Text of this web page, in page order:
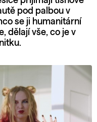
pod palbou v
se ji humanitární
dělají vše, co je v